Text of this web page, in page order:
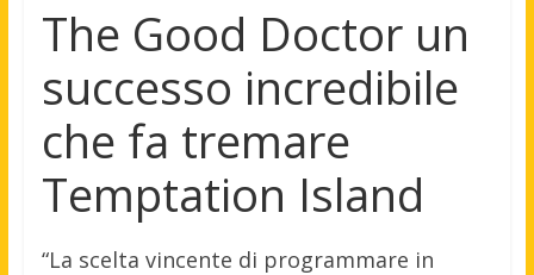
The Good Doctor un
successo incredibile
che fa tremare
Temptation Island
“La scelta vincente di programmare in